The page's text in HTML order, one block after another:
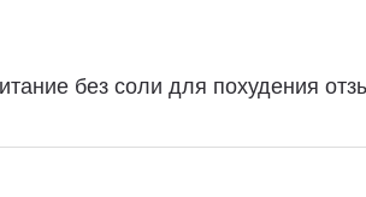
итание без соли для похудения